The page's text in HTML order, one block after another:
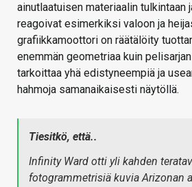
ainutlaatuisen materiaalin tulkintaan
reagoivat esimerkiksi valoon ja
grafiikkamoottori on räätälöity
enemmän geometriaa kuin
tarkoittaa yhä edistyneempiä ja
hahmoja samanaikaisesti näytöllä.
Tiesitkö, että..
Infinity Ward otti yli kahden
fotogrammetrisiä kuvia Arizonan